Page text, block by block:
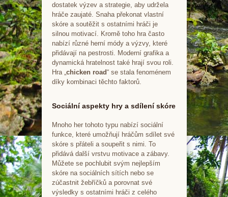
dostatek výzev a strategie, aby udržela
hráče zaujaté. Snaha překonat vlastní
skóre a soutěžit s ostatními hráči je
silnou motivací. Kromě toho hra často
nabízí různé herní módy a výzvy, které
přidávají na pestrosti. Moderní grafika a
dynamická hratelnost také hrají svou roli.
Hra „chicken road“ se stala fenoménem
díky kombinaci těchto faktorů.
Sociální aspekty hry a sdílení skóre
Mnoho her tohoto typu nabízí sociální
funkce, které umožňují hráčům sdílet své
skóre s přáteli a soupeřit s nimi. To
přidává další vrstvu motivace a zábavy.
Můžete se pochlubit svým nejlepším
skóre na sociálních sítích nebo se
zúčastnit žebříčků a porovnat své
výsledky s ostatními hráči z celého